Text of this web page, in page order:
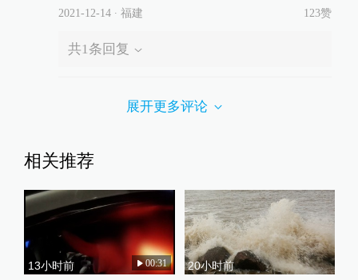
2021-12-14∙ 福建 123赞
共1条回复
展开更多评论
相关推荐
13小时前 00:31 20小时前